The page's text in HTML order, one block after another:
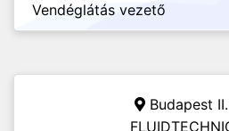
Vendéglátás vezető
Budapest